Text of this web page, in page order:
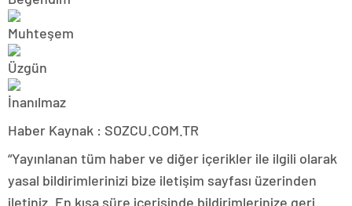
Haber Kaynak : SOZCU.COM.TR
“Yayınlanan tüm haber ve diğer içerikler ile ilgili olarak
yasal bildirimlerinizi bize iletişim sayfası üzerinden
iletiniz. En kısa süre içerisinde bildirimlerinize geri